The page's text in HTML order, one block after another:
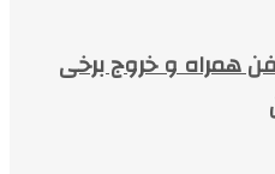
همراه و خروج برخی